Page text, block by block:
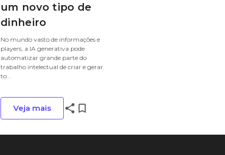
um novo tipo de
dinheiro
No mundo vasto de informações e
players, a IA generativa pode
automatizar grande parte do
trabalho intelectual de criar e gerar
to...
Veja mais share bookmark_border